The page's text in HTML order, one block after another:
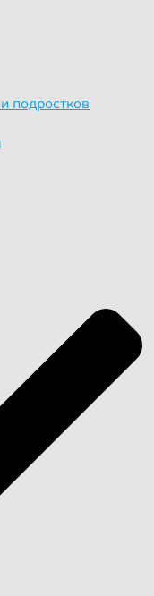
подростков